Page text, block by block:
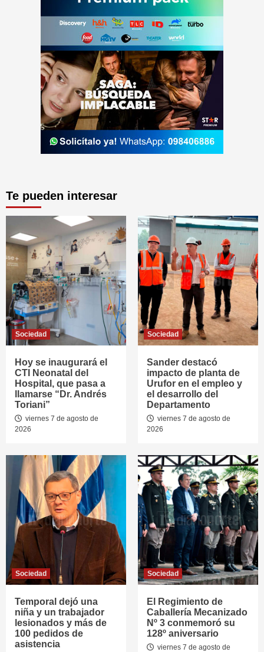
Te pueden interesar
Sociedad
Hoy se inaugurará el
CTI Neonatal del
Hospital, que pasa a
llamarse “Dr. Andrés
Toriani”
viernes 7 de agosto de
2026
Sociedad
Sander destacó
impacto de planta de
Urufor en el empleo y
el desarrollo del
Departamento
viernes 7 de agosto de
2026
Sociedad
Temporal dejó una
niña y un trabajador
lesionados y más de
100 pedidos de
asistencia
Sociedad
El Regimiento de
Caballería Mecanizado
Nº 3 conmemoró su
128º aniversario
viernes 7 de agosto de